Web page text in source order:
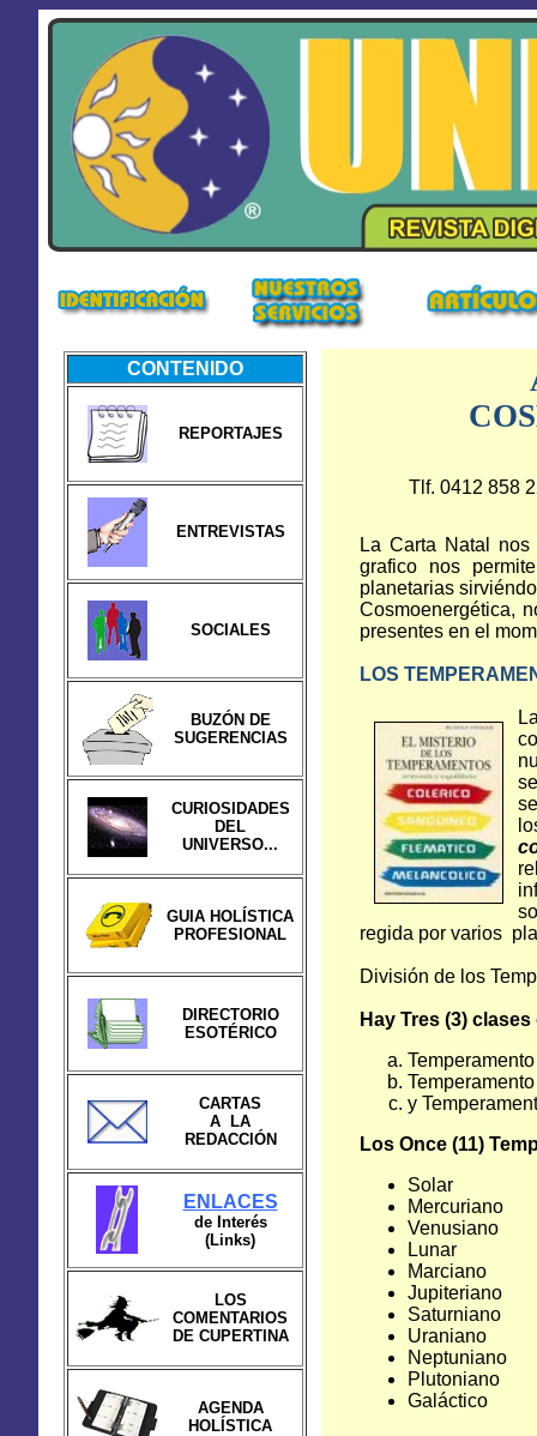
CONTENIDO
REPORTAJES
ENTREVISTAS
SOCIALES
BUZÓN DE
SUGERENCIAS
CURIOSIDADES
DEL
UNIVERSO...
GUIA HOLÍSTICA
PROFESIONAL
DIRECTORIO
ESOTÉRICO
CARTAS
A LA
REDACCIÓN
ENLACES
de Interés
(Links)
LOS
COMENTARIOS
DE CUPERTINA
AGENDA
HOLÍSTICA
Tlf. 0412 858
La Carta Natal
grafico nos
planetarias
Cosmoenergética,
presentes en el
LOS
regida por varios
División de los
Hay Tres (3)
y
Los Once (11)
Solar
Mercuriano
Venusiano
Lunar
Marciano
Jupiteriano
Saturniano
Uraniano
Neptuniano
Plutoniano
Galáctico